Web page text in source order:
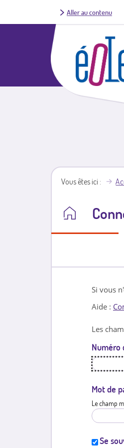
Aller au contenu
Vous êtes ici
Si vous
Aide :
Les
Numéro
Mot de
Le champ
Se